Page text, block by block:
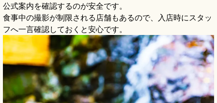
公式案内を確認するのが安全です。
食事中の撮影が制限される店舗もあるので、入店時にスタッ
フへ一言確認しておくと安心です。